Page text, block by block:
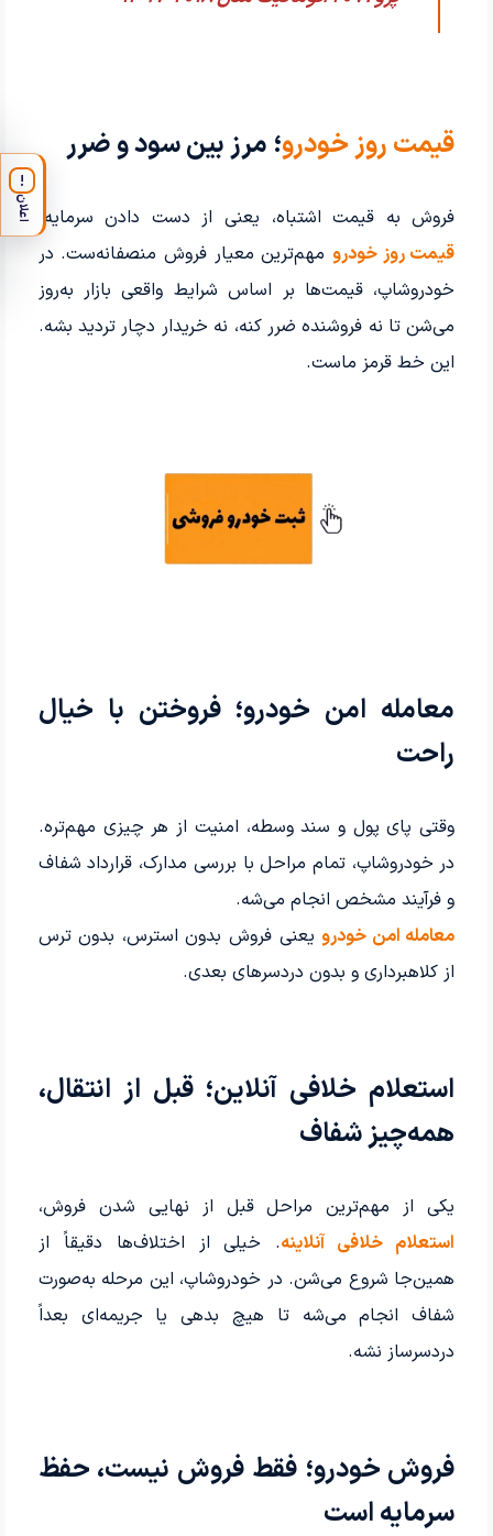
قیمت روز خودرو؛ مرز بین سود و ضرر
فروش به قیمت اشتباه، یعنی از دست دادن سرمایه.
قیمت روز خودرو مهم‌ترین معیار فروش منصفانه‌ست. در
خودروشاپ، قیمت‌ها بر اساس شرایط واقعی بازار به‌روز
می‌شن تا نه فروشنده ضرر کنه، نه خریدار دچار تردید بشه.
این خط قرمز ماست.
معامله امن خودرو؛ فروختن با خیال
راحت
وقتی پای پول و سند وسطه، امنیت از هر چیزی مهم‌تره.
در خودروشاپ، تمام مراحل با بررسی مدارک، قرارداد شفاف
و فرآیند مشخص انجام می‌شه.
معامله امن خودرویعنی فروش بدون استرس، بدون ترس
از کلاهبرداری و بدون دردسرهای بعدی.
استعلام خلافی آنلاین؛ قبل از انتقال،
همه‌چیز شفاف
یکی از مهم‌ترین مراحل قبل از نهایی شدن فروش،
استعلام خلافی آنلاینه. خیلی از اختلاف‌ها دقیقاً از
همین‌جا شروع می‌شن. در خودروشاپ، این مرحله به‌صورت
شفاف انجام می‌شه تا هیچ بدهی یا جریمه‌ای بعداً
دردسرساز نشه.
فروش خودرو؛ فقط فروش نیست، حفظ
سرمایه است
!
اعلان